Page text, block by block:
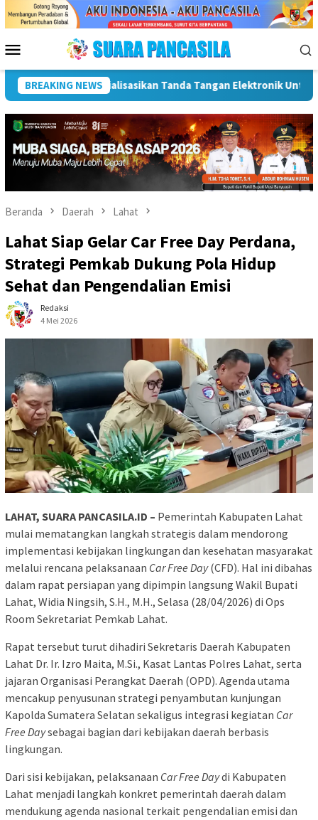
Menu
Mobile
BREAKING NEWS
SPBE Dorong UMKM Naik Kelas, Ratu Dewa
Beranda Daerah Lahat
Lahat Siap Gelar Car Free Day Perdana,
Strategi Pemkab Dukung Pola Hidup
Sehat dan Pengendalian Emisi
Redaksi
4 Mei 2026
LAHAT, SUARA PANCASILA.ID – Pemerintah Kabupaten Lahat
mulai mematangkan langkah strategis dalam mendorong
implementasi kebijakan lingkungan dan kesehatan masyarakat
melalui rencana pelaksanaan Car Free Day(CFD). Hal ini dibahas
dalam rapat persiapan yang dipimpin langsung Wakil Bupati
Lahat, Widia Ningsih, S.H., M.H., Selasa (28/04/2026) di Ops
Room Sekretariat Pemkab Lahat.
Rapat tersebut turut dihadiri Sekretaris Daerah Kabupaten
Lahat Dr. Ir. Izro Maita, M.Si., Kasat Lantas Polres Lahat, serta
jajaran Organisasi Perangkat Daerah (OPD). Agenda utama
mencakup penyusunan strategi penyambutan kunjungan
Kapolda Sumatera Selatan sekaligus integrasi kegiatan Car
Free Daysebagai bagian dari kebijakan daerah berbasis
lingkungan.
Dari sisi kebijakan, pelaksanaan Car Free Daydi Kabupaten
Lahat menjadi langkah konkret pemerintah daerah dalam
mendukung agenda nasional terkait pengendalian emisi dan